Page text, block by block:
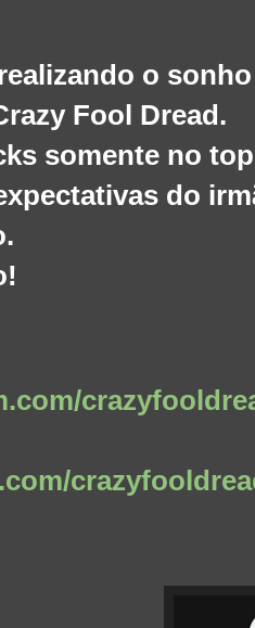
o
Fool Dread.
somente no
do